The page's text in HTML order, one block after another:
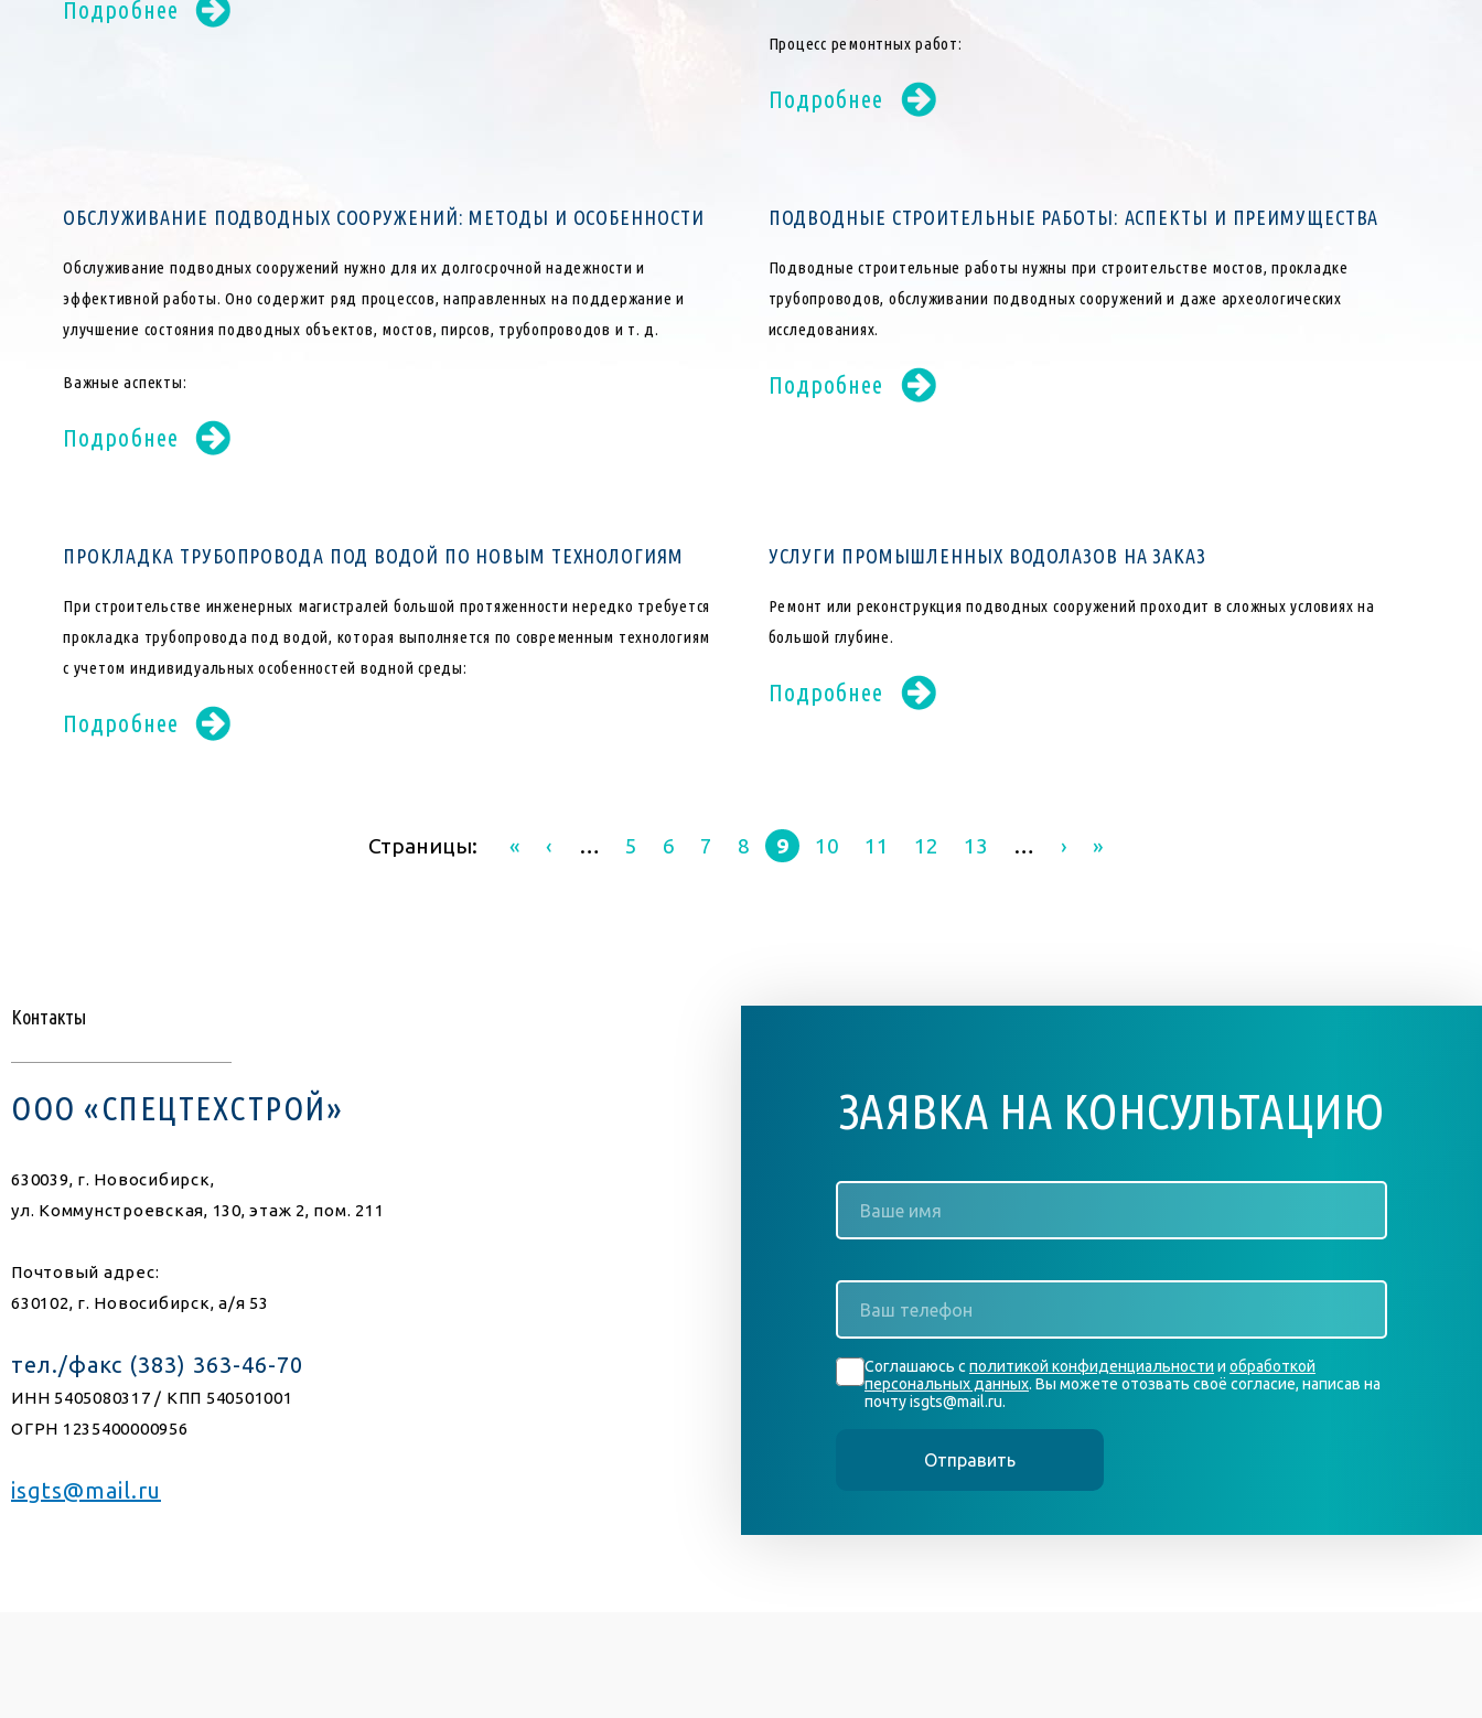
Подробнее
Процесс ремонтных работ:
Подробнее
ОБСЛУЖИВАНИЕ ПОДВОДНЫХ СООРУЖЕНИЙ: МЕТОДЫ И ОСОБЕННОСТИ
Обслуживание подводных сооружений нужно для их долгосрочной надежности и
эффективной работы. Оно содержит ряд процессов, направленных на поддержание и
улучшение состояния подводных объектов, мостов, пирсов, трубопроводов и т. д.
Важные аспекты:
Подробнее
ПОДВОДНЫЕ СТРОИТЕЛЬНЫЕ РАБОТЫ: АСПЕКТЫ И ПРЕИМУЩЕСТВА
Подводные строительные работы нужны при строительстве мостов, прокладке
трубопроводов, обслуживании подводных сооружений и даже археологических
исследованиях.
Подробнее
ПРОКЛАДКА ТРУБОПРОВОДА ПОД ВОДОЙ ПО НОВЫМ ТЕХНОЛОГИЯМ
При строительстве инженерных магистралей большой протяженности нередко требуется
прокладка трубопровода под водой, которая выполняется по современным технологиям
с учетом индивидуальных особенностей водной среды:
Подробнее
УСЛУГИ ПРОМЫШЛЕННЫХ ВОДОЛАЗОВ НА ЗАКАЗ
Ремонт или реконструкция подводных сооружений проходит в сложных условиях на
большой глубине.
Подробнее
« ‹ … 5 6 7 8 9 10 11 12 13 … › »
Контакты
ООО «СПЕЦТЕХСТРОЙ»
630039, г. Новосибирск,
ул. Коммунстроевская, 130, этаж 2, пом. 211
Почтовый адрес:
630102, г. Новосибирск, а/я 53
тел./факс (383) 363-46-70
ИНН 5405080317 / КПП 540501001
ОГРН 1235400000956
isgts@mail.ru
ЗАЯВКА НА КОНСУЛЬТАЦИЮ
имя
телефон
Согласие
*
Соглашаюсь сполитикой конфиденциальности и обработкой
персональных данных. Вы можете отозвать своё согласие, написав на
почту isgts@mail.ru.